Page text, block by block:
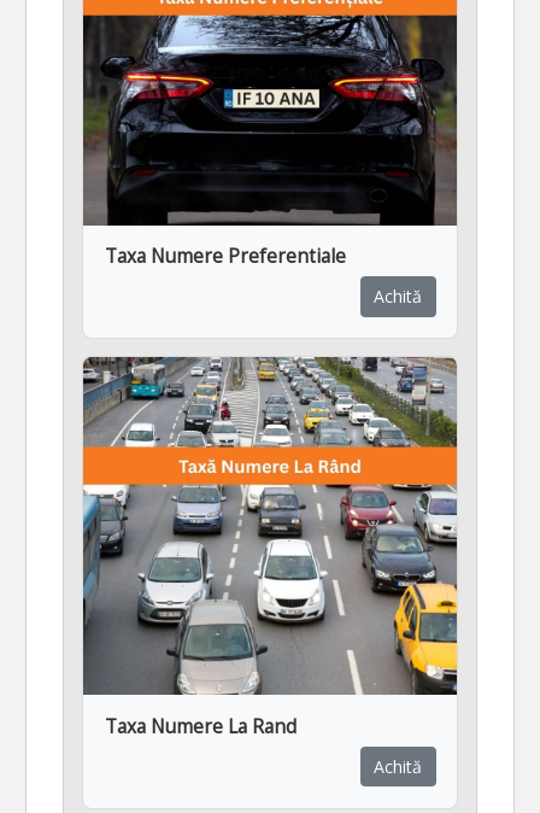
Taxa Numere Preferentiale
Achită
Taxa Numere La Rand
Achită